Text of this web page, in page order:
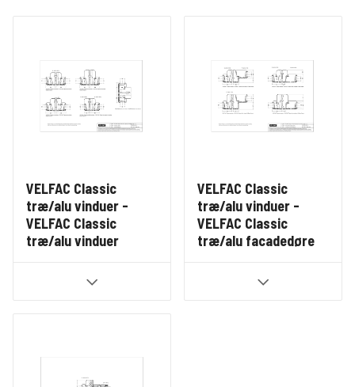
VELFAC Classic
træ/alu vinduer -
VELFAC Classic
træ/alu vinduer
VELFAC Classic
træ/alu vinduer -
VELFAC Classic
træ/alu facadedøre